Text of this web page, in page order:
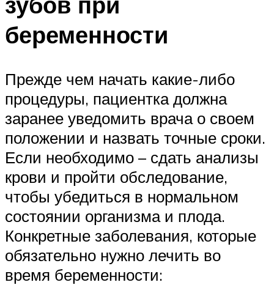
беременности
Прежде чем начать какие-либо
процедуры, пациентка должна
заранее уведомить врача о своем
положении и назвать точные сроки.
Если необходимо – сдать анализы
крови и пройти обследование,
чтобы убедиться в нормальном
состоянии организма и плода.
Конкретные заболевания, которые
обязательно нужно лечить во
время беременности: